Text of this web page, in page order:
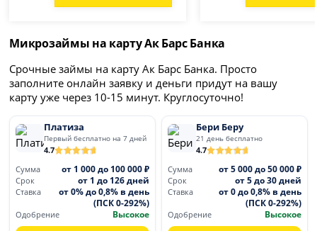
Микрозаймы на карту Ак Барс Банка
Срочные займы на карту Ак Барс Банка. Просто
заполните онлайн заявку и деньги придут на вашу
карту уже через 10-15 минут. Круглосуточно!
Платиза
Первый бесплатно на 7 дней
4.7
Сумма
от 1 000 до 100 000 ₽
Срок от 1 до 126 дней
Ставка
от 0% до 0,8% в день
(ПСК 0-292%)
Одобрение Высокое
Бери Беру
21 день бесплатно
4.7
Сумма
от 5 000 до 50 000 ₽
Срок от 5 до 30 дней
Ставка
от 0 до 0,8% в день
(ПСК 0-292%)
Одобрение Высокое